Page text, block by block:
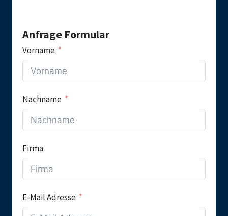
Anfrage Formular
Vorname
Nachname
Firma
E-Mail Adresse